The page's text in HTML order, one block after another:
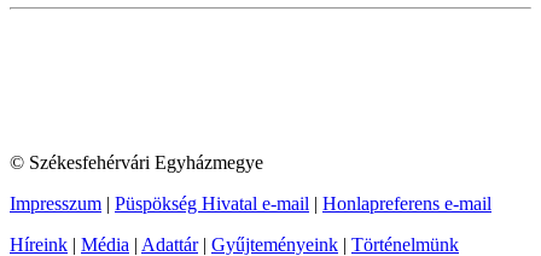
© Székesfehérvári Egyházmegye
Impresszum | Püspökség Hivatal e-mail | Honlapreferens e-mail
Híreink | Média | Adattár| Gyűjteményeink | Történelmünk